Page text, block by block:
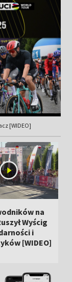
[WIDEO]
na
Wyścig
i
[WIDEO]